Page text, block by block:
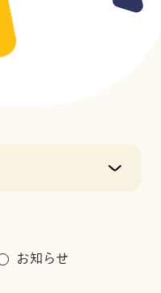
お知らせ